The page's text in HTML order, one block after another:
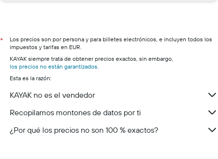
*
Los precios son por persona y para billetes electrónicos, e incluyen todos los
impuestos y tarifas en EUR.
KAYAK siempre trata de obtener precios exactos, sin embargo,
los precios no están garantizados.
Esta es la razón:
KAYAK no es el vendedor
Recopilamos montones de datos por ti
¿Por qué los precios no son 100 % exactos?